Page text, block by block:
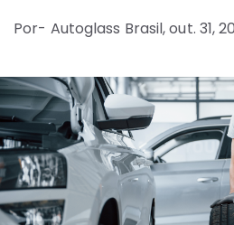
Por- Autoglass Brasil,out. 31,